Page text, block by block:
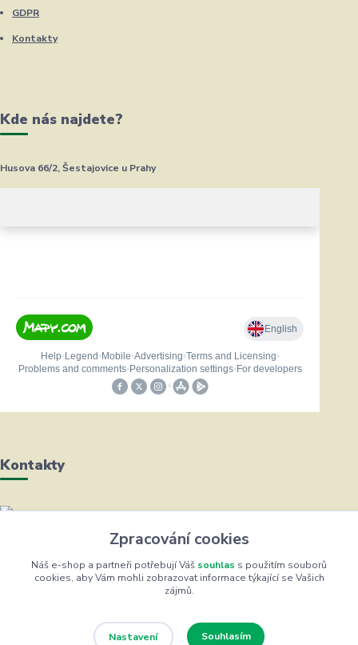
GDPR
Kontakty
Kde nás najdete?
Husova 66/2, Šestajovice u Prahy
Kontakty
Helena Bayerová
+420 604 711 491
(Po-Čt, 8-16 hod.)
Zpracování cookies
Náš e-shop a partneři potřebují Váš souhlas s použitím souborů
cookies, aby Vám mohli zobrazovat informace týkající se Vašich
zájmů.
Nastavení Souhlasím